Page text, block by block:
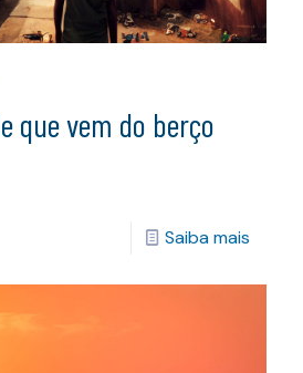
que vem do berço
Saiba mais